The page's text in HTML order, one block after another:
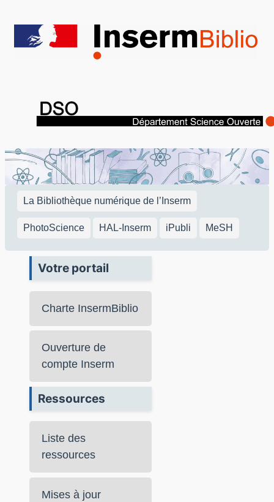
au
contenu
La Bibliothèque numérique de l’Inserm
PhotoScience HAL-Inserm iPubli MeSH
Votre portail
Charte InsermBiblio
Ouverture de
compte Inserm
Ressources
Liste des
ressources
Mises à jour